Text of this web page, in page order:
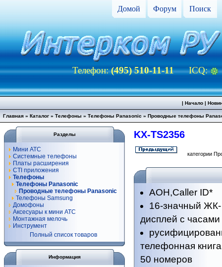
Домой Форум Поиск
Телефон:(495) 510-11-11ICQ:
| Начало|
Главная » Каталог » Телефоны » Телефоны Panasonic » Проводные телефоны
Разделы
Мини АТС
Системные телефоны
Платы расширения
CTI приложения
Телефоны
Телефоны Panasonic
Проводные телефоны Panasonic
Телефоны Samsung
Домофоны
Аксесуары к мини АТС
Монтажная мелочь
Инструмент
Полный список товаров
Информация
KX-TS2356
категории
АОН,Caller ID*
16-значный ЖК-
дисплей с часами
телефонная
50 номеров